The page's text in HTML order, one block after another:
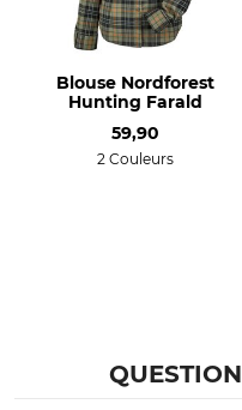
Repassage jusqu'à 150 °C
Blouse Nordforest
Hunting Farald
59,90
2 Couleurs